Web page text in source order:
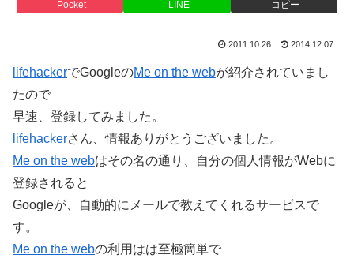
Pocket LINE コピー
2011.10.26 2014.12.07
lifehackerでGoogleのMe on the webが紹介されていまし
たので
早速、登録してみました。
lifehackerさん、情報ありがとうございました。
Me on the webはその名の通り、自分の個人情報がWebに
登録されると
Googleが、自動的にメールで教えてくれるサービスで
す。
Me on the webの利用はは至極簡単で